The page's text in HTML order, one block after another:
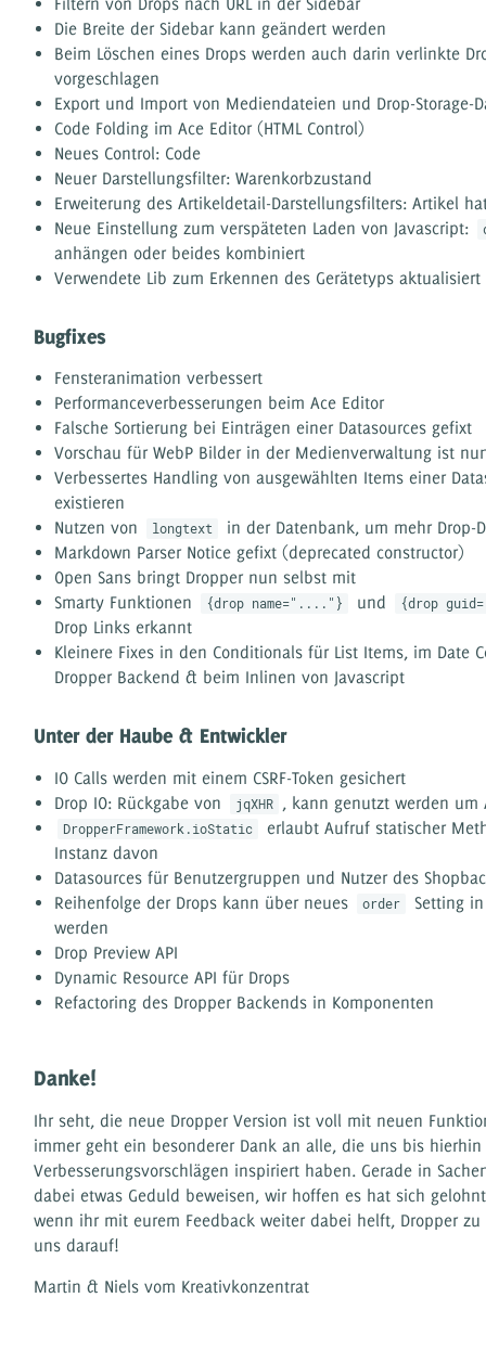
Die Breite der Sidebar kann geändert werden
Beim Löschen eines Drops werden auch darin verlinkte
vorgeschlagen
Export und Import von Mediendateien und Drop-Storage-
Code Folding im Ace Editor (HTML Control)
Neues Control: Code
Neuer Darstellungsfilter: Warenkorbzustand
Erweiterung des Artikeldetail-Darstellungsfilters: Artikel
Neue Einstellung zum verspäteten Laden von Javascript:
anhängen oder beides kombiniert
Verwendete Lib zum Erkennen des Gerätetyps aktualisiert
Bugfixes
Fensteranimation verbessert
Performanceverbesserungen beim Ace Editor
Falsche Sortierung bei Einträgen einer Datasources gefixt
Vorschau für WebP Bilder in der Medienverwaltung ist
Verbessertes Handling von ausgewählten Items einer
existieren
Nutzen von
longtext
in der Datenbank, um mehr Drop-
Markdown Parser Notice gefixt (deprecated constructor)
Open Sans bringt Dropper nun selbst mit
Smarty Funktionen
{drop name="...."} und {drop
Drop Links erkannt
Kleinere Fixes in den Conditionals für List Items, im Date
Dropper Backend & beim Inlinen von Javascript
Unter der Haube & Entwickler
IO Calls werden mit einem CSRF-Token gesichert
Drop IO: Rückgabe von
jqXHR , kann genutzt werden um
DropperFramework.ioStatic
erlaubt Aufruf statischer
Instanz davon
Datasources für Benutzergruppen und Nutzer des
Reihenfolge der Drops kann über neues
order
Setting
werden
Drop Preview API
Dynamic Resource API für Drops
Refactoring des Dropper Backends in Komponenten
Danke!
Ihr seht, die neue Dropper Version ist voll mit neuen
immer geht ein besonderer Dank an alle, die uns bis
Verbesserungsvorschlägen inspiriert haben. Gerade in
dabei etwas Geduld beweisen, wir hoffen es hat sich
wenn ihr mit eurem Feedback weiter dabei helft, Dropper zu
uns darauf!
Martin & Niels vom Kreativkonzentrat